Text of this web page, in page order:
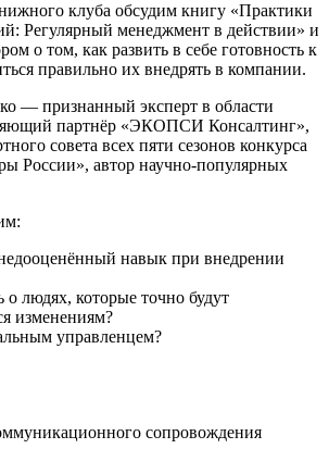
клуба обсудим книгу «Практики
Регулярный менеджмент в действии» и
о том, как развить в себе готовность к
правильно их внедрять в компании.
— признанный эксперт в области
партнёр «ЭКОПСИ Консалтинг»,
совета всех пяти сезонов конкурса
России», автор научно-популярных
навык при внедрении
о людях, которые точно будут
изменениям?
управленцем?
сопровождения